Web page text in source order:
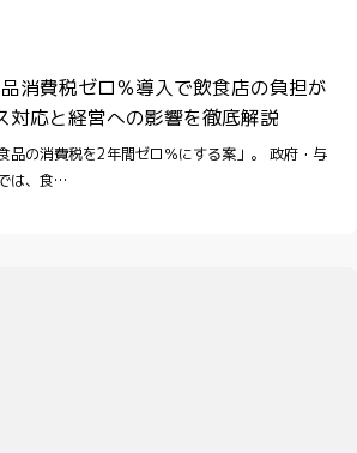
消費税ゼロ％導入で飲食店の負担が
対応と経営への影響を徹底解説
品の消費税を2年間ゼロ％にする案」。 政府・与
は、食…